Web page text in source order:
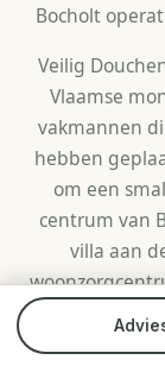
Bocholt
Veilig
Vlaamse
vakmannen
hebben
om een
centrum van
villa aan
en elke
monteurs
Bel